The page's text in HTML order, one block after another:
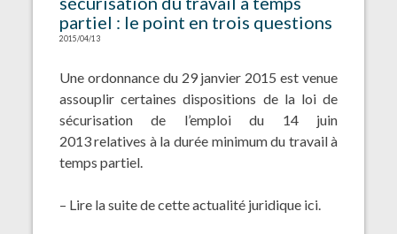
partiel : le point en trois questions
2015/04/13
Une ordonnance du 29 janvier 2015 est venue
assouplir certaines dispositions de la loi de
sécurisation de l’emploi du 14 juin
2013relatives à la durée minimum du travail à
temps partiel.
– Lire la suite de cette actualité juridique ici.